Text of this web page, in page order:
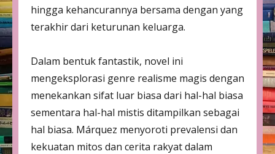
hingga kehancurannya bersama dengan yang
terakhir dari keturunan keluarga.
Dalam bentuk fantastik, novel ini
mengeksplorasi genre realisme magis dengan
menekankan sifat luar biasa dari hal-hal biasa
sementara hal-hal mistis ditampilkan sebagai
hal biasa. Márquez menyoroti prevalensi dan
kekuatan mitos dan cerita rakyat dalam